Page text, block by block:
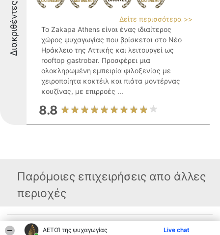
ΑΕΤΟΊ της ψυχαγωγίας Live chat
Διακριθέντες
Δείτε περισσότερα >>
Το Zakapa Athens είναι ένας ιδιαίτερος
χώρος ψυχαγωγίας που βρίσκεται στο Νέο
Ηράκλειο της Αττικής και λειτουργεί ως
rooftop gastrobar. Προσφέρει μια
ολοκληρωμένη εμπειρία φιλοξενίας με
χειροποίητα κοκτέιλ και πιάτα μοντέρνας
κουζίνας, με επιρροές ...
8.8
Παρόμοιες επιχειρήσεις απο άλλες
περιοχές
Διοργανωτής της
κατάταξης
Κατάταξη
Διακριθέντες
Επικοινωνία
Επικοινωνία